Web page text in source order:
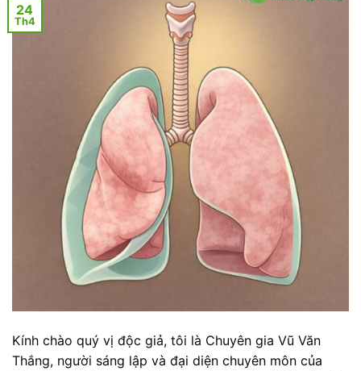
24
Th4
Kính chào quý vị độc giả, tôi là Chuyên gia Vũ Văn
Thắng, người sáng lập và đại diện chuyên môn của